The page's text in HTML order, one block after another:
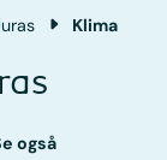
Klima
også